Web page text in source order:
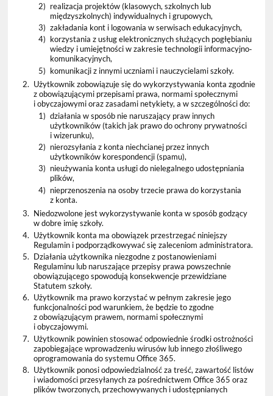
2) realizacja projektów (klasowych, szkolnych lub
międzyszkolnych) indywidualnych i grupowych,
3) zakładania kont i logowania w serwisach edukacyjnych,
4) korzystania z usług elektronicznych służących pogłębianiu
wiedzy i umiejętności w zakresie technologii informacyjno‐
komunikacyjnych,
5) komunikacji z innymi uczniami i nauczycielami szkoły.
2. Użytkownik zobowiązuje się do wykorzystywania konta zgodnie
z obowiązującymi przepisami prawa, normami społecznymi
i obyczajowymi oraz zasadami netykiety, a w szczególności do:
1) działania w sposób nie naruszający praw innych
użytkowników (takich jak prawo do ochrony prywatności
i wizerunku),
2) nierozsyłania z konta niechcianej przez innych
użytkowników korespondencji (spamu),
3) nieużywania konta usługi do nielegalnego udostępniania
plików,
4) nieprzenoszenia na osoby trzecie prawa do korzystania
z konta.
3. Niedozwolone jest wykorzystywanie konta w sposób godzący
w dobre imię szkoły.
4. Użytkownik konta ma obowiązek przestrzegać niniejszy
Regulamin i podporządkowywać się zaleceniom administratora.
5. Działania użytkownika niezgodne z postanowieniami
Regulaminu lub naruszające przepisy prawa powszechnie
obowiązującego spowodują konsekwencje przewidziane
Statutem szkoły.
6. Użytkownik ma prawo korzystać w pełnym zakresie jego
funkcjonalności pod warunkiem, że będzie to zgodne
z obowiązującym prawem, normami społecznymi
i obyczajowymi.
7. Użytkownik powinien stosować odpowiednie środki ostrożności
zapobiegające wprowadzeniu wirusów lub innego złośliwego
oprogramowania do systemu Office 365.
8. Użytkownik ponosi odpowiedzialność za treść, zawartość listów
i wiadomości przesyłanych za pośrednictwem Office 365 oraz
plików tworzonych, przechowywanych i udostępnianych